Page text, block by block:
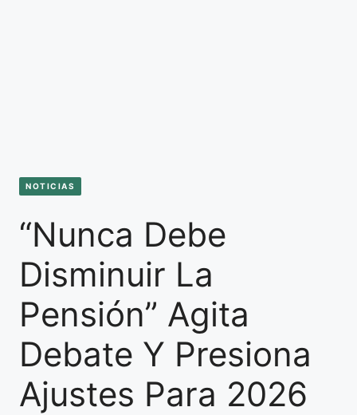
NOTICIAS
“Nunca Debe
Disminuir La
Pensión” Agita
Debate Y Presiona
Ajustes Para 2026